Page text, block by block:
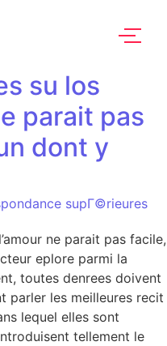
su los
parait pas
dont y
supГ©rieures
ne parait pas facile,
eplore parmi la
toutes denrees doivent
parler les meilleures recit
lequel elles sont
tellement le